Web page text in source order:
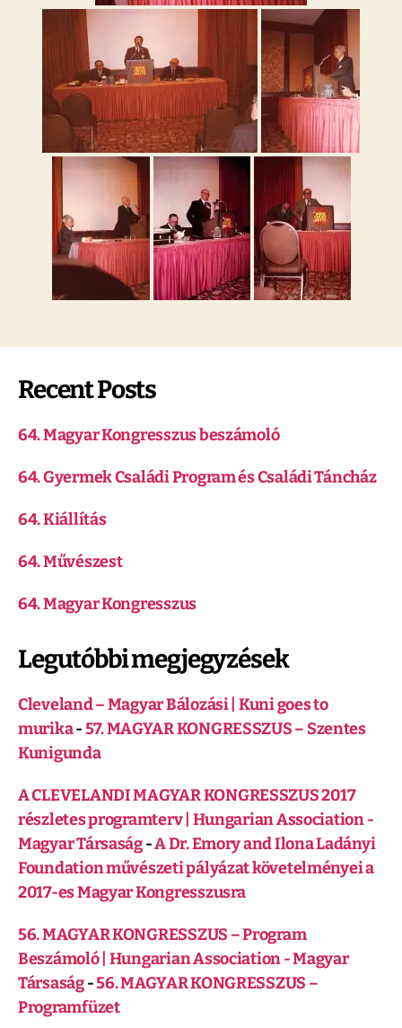
Recent Posts
64. Magyar Kongresszus beszámoló
64. Gyermek Családi Program és Családi Táncház
64. Kiállítás
64. Művészest
64. Magyar Kongresszus
Legutóbbi megjegyzések
Cleveland – Magyar Bálozási | Kuni goes to
murika-57. MAGYAR KONGRESSZUS – Szentes
Kunigunda
A CLEVELANDI MAGYAR KONGRESSZUS 2017
részletes programterv | Hungarian Association -
Magyar Társaság-A Dr. Emory and Ilona Ladányi
Foundation művészeti pályázat követelményei a
2017-es Magyar Kongresszusra
56. MAGYAR KONGRESSZUS – Program
Beszámoló | Hungarian Association - Magyar
Társaság-56. MAGYAR KONGRESSZUS –
Programfüzet